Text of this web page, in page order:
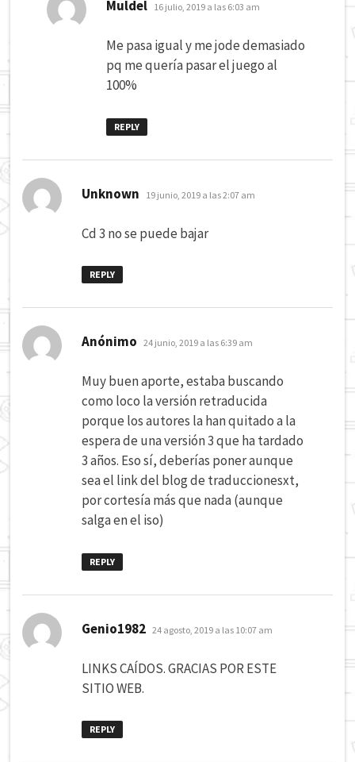
Muldel 16 julio, 2019 a las 6:03 am
Me pasa igual y me jode demasiado
pq me quería pasar el juego al
100%
REPLY
Unknown dice:
19 junio, 2019 a las 2:07 am
Cd 3 no se puede bajar
REPLY
Anónimo dice:
24 junio, 2019 a las 6:39 am
Muy buen aporte, estaba buscando
como loco la versión retraducida
porque los autores la han quitado a la
espera de una versión 3 que ha tardado
3 años. Eso sí, deberías poner aunque
sea el link del blog de traduccionesxt,
por cortesía más que nada (aunque
salga en el iso)
REPLY
Genio1982 dice:
24 agosto, 2019 a las 10:07 am
LINKS CAÍDOS. GRACIAS POR ESTE
SITIO WEB.
REPLY